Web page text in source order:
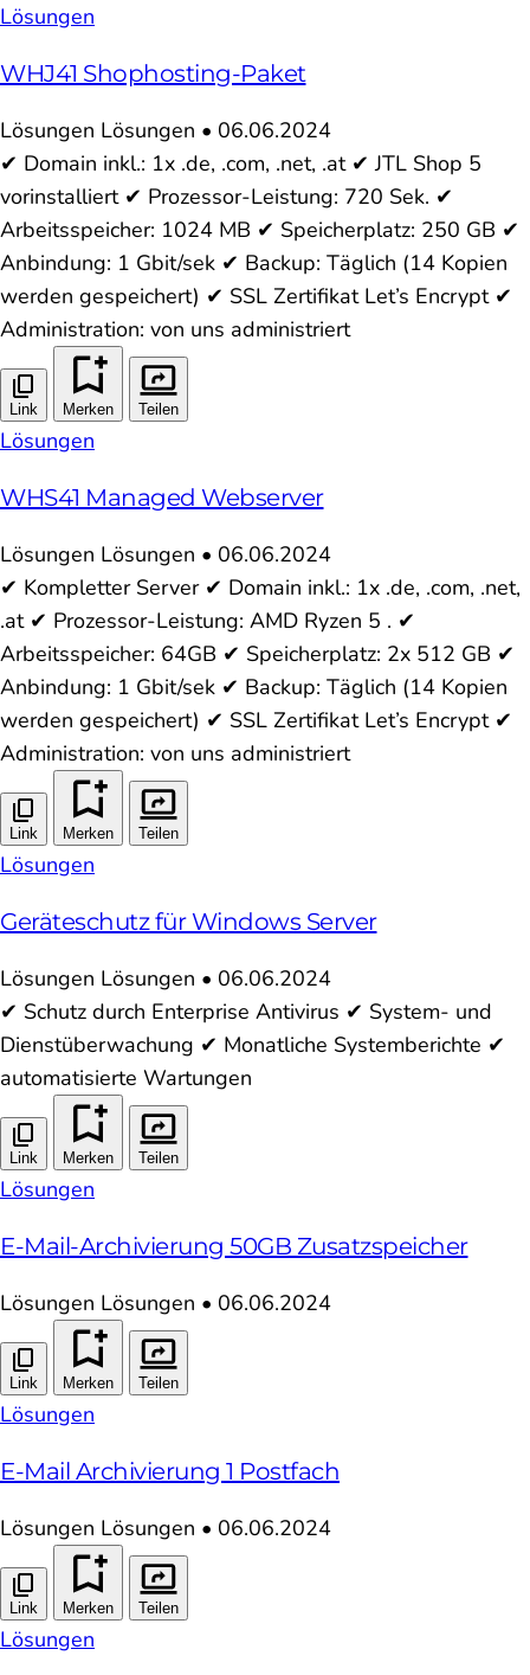
Lösungen
WHJ41 Shophosting-Paket
Lösungen Lösungen • 06.06.2024
✔ Domain inkl.: 1x .de, .com, .net, .at ✔ JTL Shop 5
vorinstalliert ✔ Prozessor-Leistung: 720 Sek. ✔
Arbeitsspeicher: 1024 MB ✔ Speicherplatz: 250 GB ✔
Anbindung: 1 Gbit/sek ✔ Backup: Täglich (14 Kopien
werden gespeichert) ✔ SSL Zertifikat Let’s Encrypt ✔
Administration: von uns administriert
Link Merken Teilen
Lösungen
WHS41 Managed Webserver
Lösungen Lösungen • 06.06.2024
✔ Kompletter Server ✔ Domain inkl.: 1x .de, .com, .net,
.at ✔ Prozessor-Leistung: AMD Ryzen 5 . ✔
Arbeitsspeicher: 64GB ✔ Speicherplatz: 2x 512 GB ✔
Anbindung: 1 Gbit/sek ✔ Backup: Täglich (14 Kopien
werden gespeichert) ✔ SSL Zertifikat Let’s Encrypt ✔
Administration: von uns administriert
Link Merken Teilen
Lösungen
Geräteschutz für Windows Server
Lösungen Lösungen • 06.06.2024
✔ Schutz durch Enterprise Antivirus ✔ System- und
Dienstüberwachung ✔ Monatliche Systemberichte ✔
automatisierte Wartungen
Link Merken Teilen
Lösungen
E-Mail-Archivierung 50GB Zusatzspeicher
Lösungen Lösungen • 06.06.2024
Link Merken Teilen
Lösungen
E-Mail Archivierung 1 Postfach
Lösungen Lösungen • 06.06.2024
Link Merken Teilen
Lösungen